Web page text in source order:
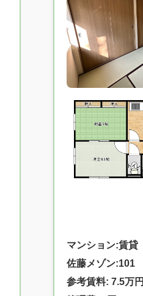
マンション:賃貸
佐藤メゾン:101
参考賃料: 7.5万円